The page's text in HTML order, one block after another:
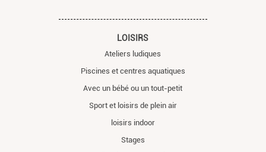
LOISIRS
Ateliers ludiques
Piscines et centres aquatiques
Avec un bébé ou un tout-petit
Sport et loisirs de plein air
loisirs indoor
Stages